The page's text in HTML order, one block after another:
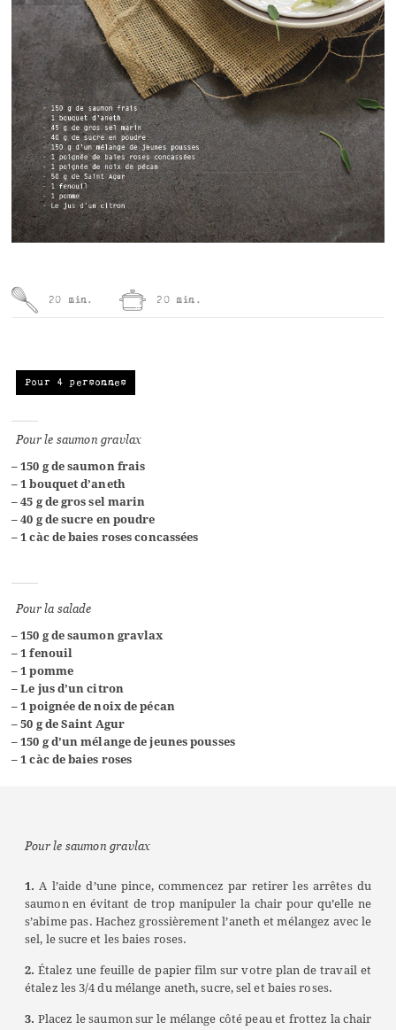
20 min. 20 min.
Pour 4 personnes
Pour le saumon gravlax
– 150 g de saumon frais
– 1 bouquet d’aneth
– 45 g de gros sel marin
– 40 g de sucre en poudre
– 1 càc de baies roses concassées
Pour la salade
– 150 g de saumon gravlax
– 1 fenouil
– 1 pomme
– Le jus d’un citron
– 1 poignée de noix de pécan
– 50 g de Saint Agur
– 150 g d’un mélange de jeunes pousses
– 1 càc de baies roses
Pour le saumon gravlax
1. A l’aide d’une pince, commencez par retirer les arrêtes du
saumon en évitant de trop manipuler la chair pour qu’elle ne
s’abime pas. Hachez grossièrement l’aneth et mélangez avec le
sel, le sucre et les baies roses.
2. Étalez une feuille de papier film sur votre plan de travail et
étalez les 3/4 du mélange aneth, sucre, sel et baies roses.
3. Placez le saumon sur le mélange côté peau et frottez la chair